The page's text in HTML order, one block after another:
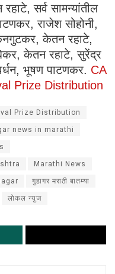
सर्व सामन्यांतील
राजेश सोहोनी,
केतन रहाटे,
केतन रहाटे, सुरेंद्र
भूषण पाटणकर. CA
Prize Distribution
Prize Distribution
news in marathi
Marathi News
गुहागर मराठी बातम्या
लोकल न्युज